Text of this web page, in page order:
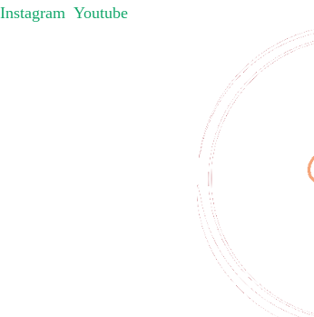
Instagram Youtube